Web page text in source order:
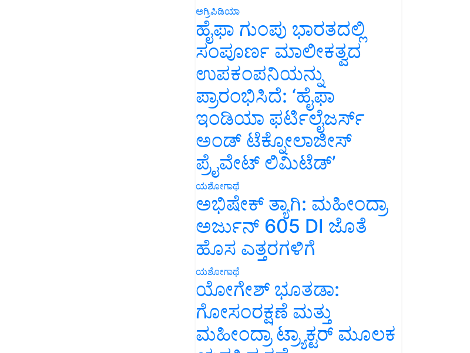
ಅಗ್ರಿಪಿಡಿಯಾ
ಹೈಫಾ ಗುಂಪು ಭಾರತದಲ್ಲಿ
ಸಂಪೂರ್ಣ ಮಾಲೀಕತ್ವದ
ಉಪಕಂಪನಿಯನ್ನು
ಪ್ರಾರಂಭಿಸಿದೆ: ‘ಹೈಫಾ
ಇಂಡಿಯಾ ಫರ್ಟಿಲೈಜರ್ಸ್
ಅಂಡ್ ಟೆಕ್ನೋಲಾಜೀಸ್
ಪ್ರೈವೇಟ್ ಲಿಮಿಟೆಡ್’
ಯಶೋಗಾಥೆ
ಅಭಿಷೇಕ್ ತ್ಯಾಗಿ: ಮಹೀಂದ್ರಾ
ಅರ್ಜುನ್ 605 DI ಜೊತೆ
ಹೊಸ ಎತ್ತರಗಳಿಗೆ
ಯಶೋಗಾಥೆ
ಯೋಗೇಶ್ ಭೂತಡಾ:
ಗೋಸಂರಕ್ಷಣೆ ಮತ್ತು
ಮಹೀಂದ್ರಾ ಟ್ರ್ಯಾಕ್ಟರ್ ಮೂಲಕ